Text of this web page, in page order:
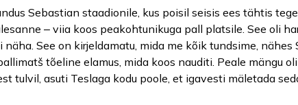
Sebastian staadionile, kus poisil seisis ees tähtis
‒ viia koos peakohtunikuga pall platsile. See oli
See on kirjeldamatu, mida me kõik tundsime,
tõeline elamus, mida koos nauditi. Peale mängu
tulvil, asuti Teslaga kodu poole, et igavesti mäletada